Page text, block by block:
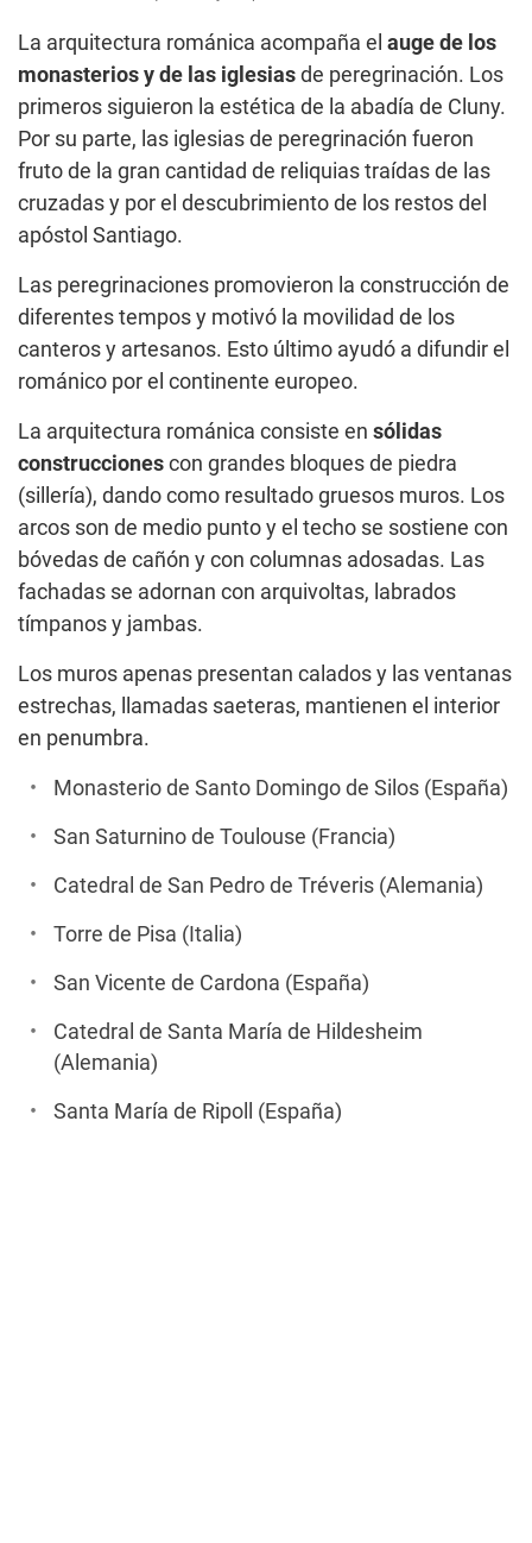
La arquitectura románica acompaña el auge de los
monasterios y de las iglesias de peregrinación. Los
primeros siguieron la estética de la abadía de Cluny.
Por su parte, las iglesias de peregrinación fueron
fruto de la gran cantidad de reliquias traídas de las
cruzadas y por el descubrimiento de los restos del
apóstol Santiago.
Las peregrinaciones promovieron la construcción de
diferentes tempos y motivó la movilidad de los
canteros y artesanos. Esto último ayudó a difundir el
románico por el continente europeo.
La arquitectura románica consiste en sólidas
construcciones con grandes bloques de piedra
(sillería), dando como resultado gruesos muros. Los
arcos son de medio punto y el techo se sostiene con
bóvedas de cañón y con columnas adosadas. Las
fachadas se adornan con arquivoltas, labrados
tímpanos y jambas.
Los muros apenas presentan calados y las ventanas
estrechas, llamadas saeteras, mantienen el interior
en penumbra.
Monasterio de Santo Domingo de Silos (España)
San Saturnino de Toulouse (Francia)
Catedral de San Pedro de Tréveris (Alemania)
Torre de Pisa (Italia)
San Vicente de Cardona (España)
Catedral de Santa María de Hildesheim
(Alemania)
Santa María de Ripoll (España)